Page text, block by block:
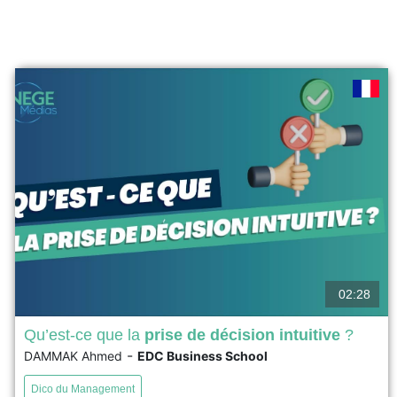
La prise de décision intuitive est souvent perçue, à tort,
comme une démarche irrationnelle ou mystique. En
02:28
Qu’est-ce que la prise de décision intuitive?
DAMMAK Ahmed - EDC Business School
Dico du Management